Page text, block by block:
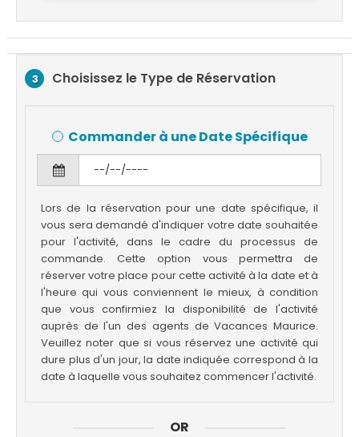
3 Choisissez le Type de Réservation
Commander à une Date Spécifique
Lors de la réservation pour une date spécifique, il
vous sera demandé d'indiquer votre date souhaitée
pour l'activité, dans le cadre du processus de
commande. Cette option vous permettra de
réserver votre place pour cette activité à la date et à
l'heure qui vous conviennent le mieux, à condition
que vous confirmiez la disponibilité de l'activité
auprès de l'un des agents de Vacances Maurice.
Veuillez noter que si vous réservez une activité qui
dure plus d'un jour, la date indiquée correspond à la
date à laquelle vous souhaitez commencer l'activité.
OR